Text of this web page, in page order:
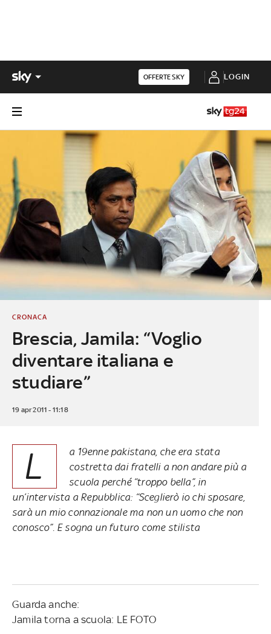
OFFERTE SKY LOGIN
Brescia, Jamila: “Voglio
diventare italiana e
studiare”
CRONACA
19 apr 2011 - 11:18
L
a 19enne pakistana, che era stata
costretta dai fratelli a non andare più a
scuola perché “troppo bella”, in
un’intervista a Repubblica: “Sceglierò io chi sposare,
sarà un mio connazionale ma non un uomo che non
conosco”. E sogna un futuro come stilista
Guarda anche:
Jamila torna a scuola: LE FOTO